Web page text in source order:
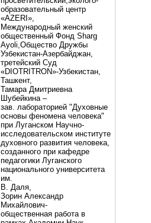
образовательный центр
«AZERI»,
Mеждународный женский
общественный Фонд Sharg
Аyoli,Общество Дружбы
Узбекистан-Азербайджан,
третейский Суд
«DIOTRITRON»-Узбекистан,
Ташкент,
Тамара Дмитриевна
Шубейкина –
зав. лабораторией "Духовные
основы феномена человека"
при Луганском Научно-
исследовательском институте
духовного развития человека,
созданного при кафедре
педагогики Луганского
национального университета
им.
В. Даля,
Зорин Александр
Михайлович-
общественная работа в